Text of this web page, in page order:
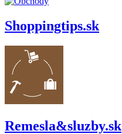
Shoppingtips.sk
Remesla&sluzby.sk